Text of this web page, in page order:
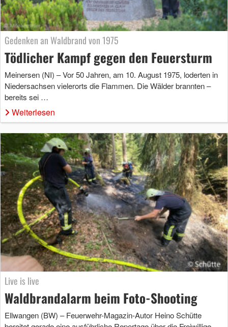
Gedenken an Waldbrand von 1975
Tödlicher Kampf gegen den Feuersturm
Meinersen (NI) – Vor 50 Jahren, am 10. August 1975, loderten in
Niedersachsen vielerorts die Flammen. Die Wälder brannten –
bereits sei …
Weiterlesen
Live is live
Waldbrandalarm beim Foto-Shooting
Ellwangen (BW) – Feuerwehr-Magazin-Autor Heino Schütte